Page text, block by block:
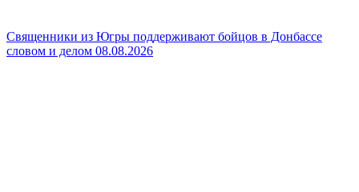
Священники из Югры поддерживают бойцов в Донбассе
словом и делом 08.08.2026